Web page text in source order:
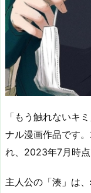
「もう触れないキ
ナル漫画作品です
れ、2023年7月時点
主人公の「湊」は